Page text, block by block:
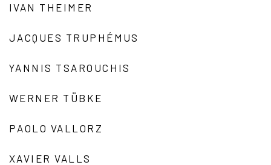
IVAN THEIMER
JACQUES TRUPHÉMUS
YANNIS TSAROUCHIS
WERNER TÜBKE
PAOLO VALLORZ
XAVIER VALLS